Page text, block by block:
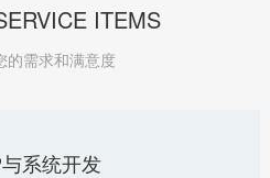
ITEMS
的需求和满意度
络营销